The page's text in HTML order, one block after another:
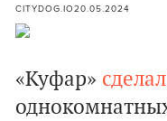
CITYDOG.IO20.05.2024
«Куфар»